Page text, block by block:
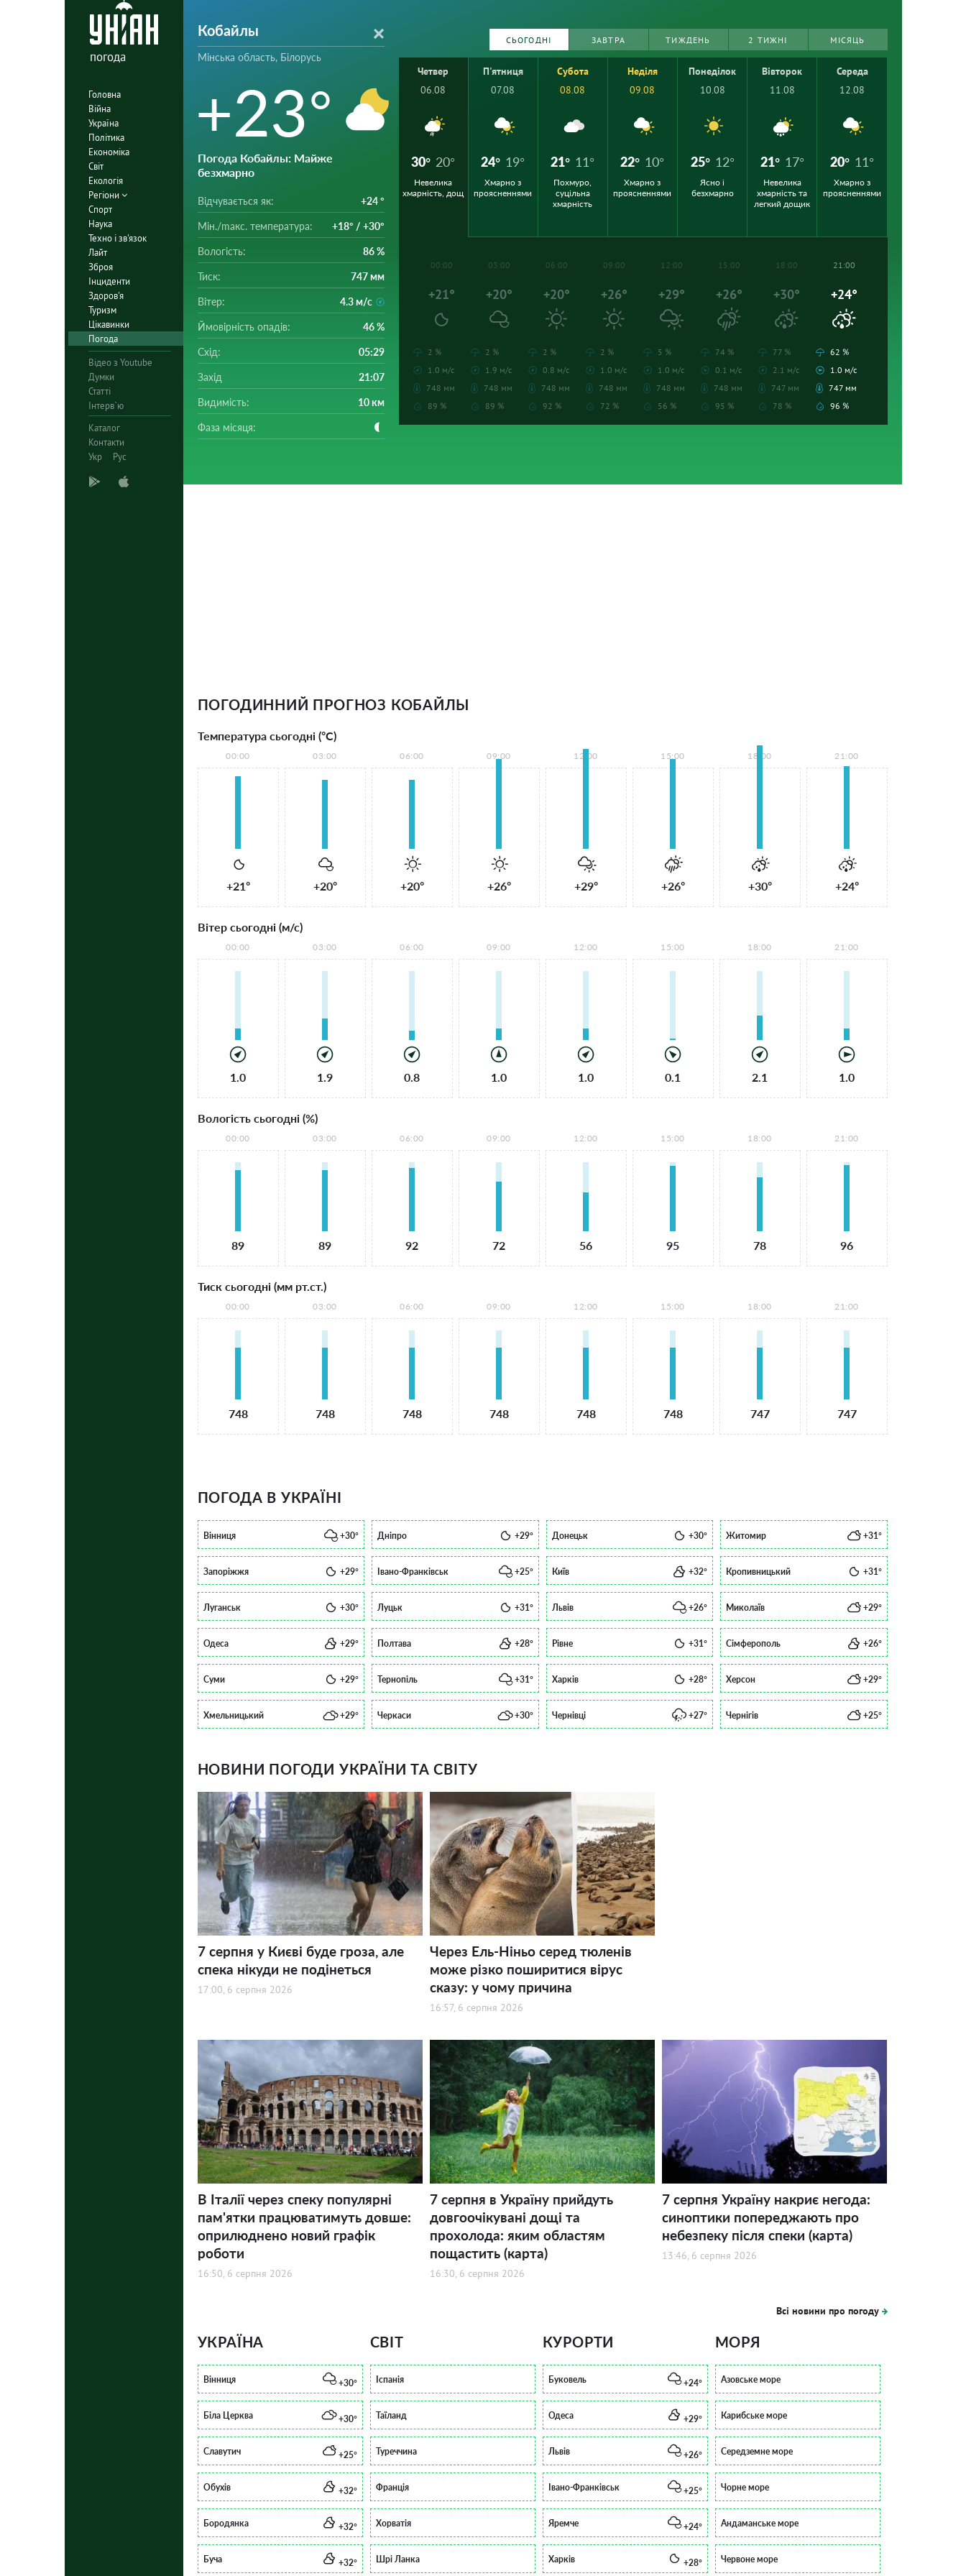
погода
Головна
Війна
Україна
Політика
Економіка
Світ
Екологія
Регіони
Спорт
Наука
Техно і зв'язок
Лайт
Зброя
Інциденти
Здоров'я
Туризм
Цікавинки
Погода
Відео з Youtube
Думки
Статті
Інтерв`ю
Каталог
Контакти
Укр
Рус
Кобайлы
Мінська область, Білорусь
+23°
Погода Кобайлы: Майже
безхмарно
Відчувається як: +24 °
Мін./mакс. температура: +18° / +30°
Вологість: 86 %
Тиск: 747 мм
Вітер: 4.3 м/с
Ймовірність опадів: 46 %
Схід: 05:29
Захід 21:07
Видимість: 10 км
Фаза місяця:
СЬОГОДНІ ЗАВТРА ТИЖДЕНЬ 2 ТИЖНІ МІСЯЦЬ
Четвер
06.08
30° 20°
Невелика
хмарність, дощ
П'ятниця
07.08
24° 19°
Хмарно з
проясненнями
Субота
08.08
21° 11°
Похмуро,
суцільна
хмарність
Неділя
09.08
22° 10°
Хмарно з
проясненнями
Понеділок
10.08
25° 12°
Ясно і
безхмарно
Вівторок
11.08
21° 17°
Невелика
хмарність та
легкий дощик
Середа
12.08
20° 11°
Хмарно з
проясненнями
00:00
+21°
2 %
1.0 м/с
748 мм
89 %
03:00
+20°
2 %
1.9 м/с
748 мм
89 %
06:00
+20°
2 %
0.8 м/с
748 мм
92 %
09:00
+26°
2 %
1.0 м/с
748 мм
72 %
12:00
+29°
5 %
1.0 м/с
748 мм
56 %
15:00
+26°
74 %
0.1 м/с
748 мм
95 %
18:00
+30°
77 %
2.1 м/с
747 мм
78 %
21:00
+24°
62 %
1.0 м/с
747 мм
96 %
ПОГОДИННИЙ ПРОГНОЗ КОБАЙЛЫ
Температура сьогодні (°С)
00:00
+21°
03:00
+20°
06:00
+20°
09:00
+26°
12:00
+29°
15:00
+26°
18:00
+30°
21:00
+24°
Вітер сьогодні (м/с)
00:00
1.0
03:00
1.9
06:00
0.8
09:00
1.0
12:00
1.0
15:00
0.1
18:00
2.1
21:00
1.0
Вологість сьогодні (%)
00:00
89
03:00
89
06:00
92
09:00
72
12:00
56
15:00
95
18:00
78
21:00
96
Тиск сьогодні (мм рт.ст.)
00:00
748
03:00
748
06:00
748
09:00
748
12:00
748
15:00
748
18:00
747
21:00
747
ПОГОДА В УКРАЇНІ
Вінниця +30° Дніпро +29° Донецьк +30° Житомир +31°
Запоріжжя +29° Івано-Франківськ +25° Київ +32° Кропивницький +31°
Луганськ +30° Луцьк +31° Львів +26° Миколаїв +29°
Одеса +29° Полтава +28° Рівне +31° Сімферополь +26°
Суми +29° Тернопіль +31° Харків +28° Херсон +29°
Хмельницький +29° Черкаси +30° Чернівці +27° Чернігів +25°
НОВИНИ ПОГОДИ УКРАЇНИ ТА СВІТУ
7 серпня у Києві буде гроза, але
спека нікуди не подінеться
17:00, 6 серпня 2026
Через Ель-Ніньо серед тюленів
може різко поширитися вірус
сказу: у чому причина
16:57, 6 серпня 2026
В Італії через спеку популярні
пам'ятки працюватимуть довше:
оприлюднено новий графік
роботи
16:50, 6 серпня 2026
7 серпня в Україну прийдуть
довгоочікувані дощі та
прохолода: яким областям
пощастить (карта)
16:30, 6 серпня 2026
7 серпня Україну накриє негода:
синоптики попереджають про
небезпеку після спеки (карта)
13:46, 6 серпня 2026
Всі новини про погоду
УКРАЇНА
Вінниця +30°
Біла Церква +30°
Славутич +25°
Обухів +32°
Бородянка +32°
Буча +32°
СВІТ
Іспанія
Таїланд
Туреччина
Франція
Хорватія
Шрі Ланка
КУРОРТИ
Буковель +24°
Одеса +29°
Львів +26°
Івано-Франківськ +25°
Яремче +24°
Харків +28°
МОРЯ
Азовське море
Карибське море
Середземне море
Чорне море
Андаманське море
Червоне море